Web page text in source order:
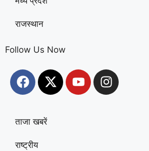
राजस्थान
Follow Us Now
ताजा खबरें
राष्ट्रीय